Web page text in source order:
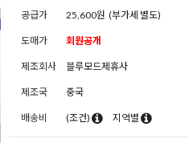
공급가 25,600원 (부가세 별도)
도매가 회원공개
제조회사 블루모드제휴사
제조국 중국
배송비 (조건) 지역별